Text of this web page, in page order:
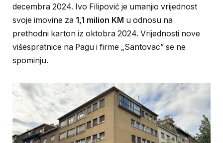
decembra 2024. Ivo Filipović je umanjio vrijednost
svoje imovine za 1,1 milion KM u odnosu na
prethodni karton iz oktobra 2024. Vrijednosti nove
višespratnice na Pagu i firme „Santovac” se ne
spominju.